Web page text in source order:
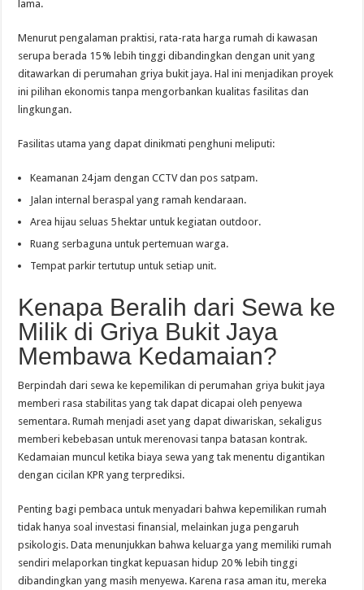
lama.
Menurut pengalaman praktisi, rata-rata harga rumah di kawasan
serupa berada 15 % lebih tinggi dibandingkan dengan unit yang
ditawarkan di perumahan griya bukit jaya. Hal ini menjadikan proyek
ini pilihan ekonomis tanpa mengorbankan kualitas fasilitas dan
lingkungan.
Fasilitas utama yang dapat dinikmati penghuni meliputi:
Keamanan 24 jam dengan CCTV dan pos satpam.
Jalan internal beraspal yang ramah kendaraan.
Area hijau seluas 5 hektar untuk kegiatan outdoor.
Ruang serbaguna untuk pertemuan warga.
Tempat parkir tertutup untuk setiap unit.
Kenapa Beralih dari Sewa ke
Milik di Griya Bukit Jaya
Membawa Kedamaian?
Berpindah dari sewa ke kepemilikan di perumahan griya bukit jaya
memberi rasa stabilitas yang tak dapat dicapai oleh penyewa
sementara. Rumah menjadi aset yang dapat diwariskan, sekaligus
memberi kebebasan untuk merenovasi tanpa batasan kontrak.
Kedamaian muncul ketika biaya sewa yang tak menentu digantikan
dengan cicilan KPR yang terprediksi.
Penting bagi pembaca untuk menyadari bahwa kepemilikan rumah
tidak hanya soal investasi finansial, melainkan juga pengaruh
psikologis. Data menunjukkan bahwa keluarga yang memiliki rumah
sendiri melaporkan tingkat kepuasan hidup 20 % lebih tinggi
dibandingkan yang masih menyewa. Karena rasa aman itu, mereka